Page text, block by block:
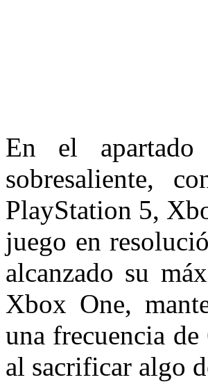
En el
sobresaliente,
PlayStation 5,
juego en
alcanzado su
Xbox One,
una frecuencia
al sacrificar algo